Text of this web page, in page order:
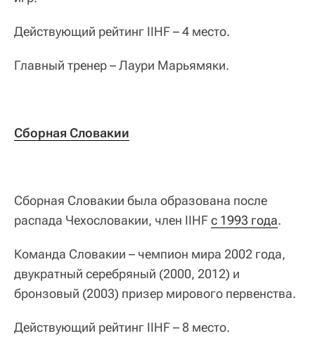
Действующий рейтинг IIHF – 4 место.
Главный тренер – Лаури Марьямяки.
Сборная Словакии
Сборная Словакии была образована после
распада Чехословакии, член IIHFс 1993 года.
Команда Словакии – чемпион мира 2002 года,
двукратный серебряный (2000, 2012) и
бронзовый (2003) призер мирового первенства.
Действующий рейтинг IIHF – 8 место.